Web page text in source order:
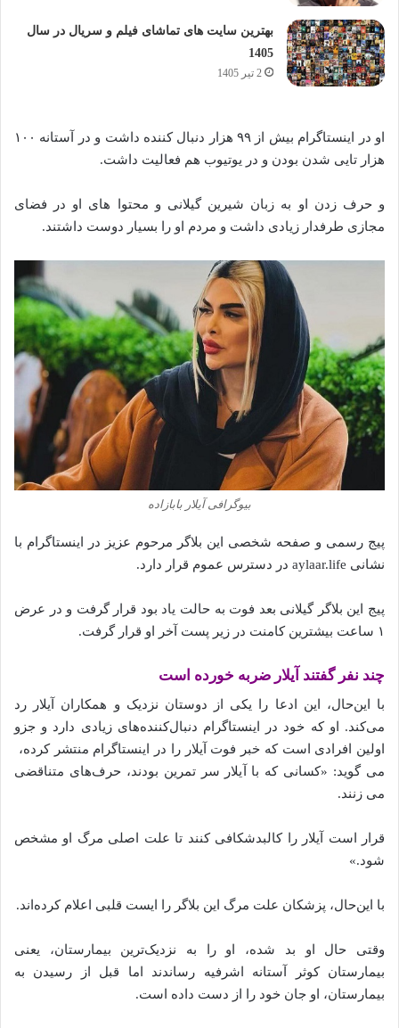
بهترین سایت های تماشای فیلم و سریال در سال
1405
2 تیر 1405
او در اینستاگرام بیش از ۹۹ هزار دنبال کننده داشت و در آستانه ۱۰۰
هزار تایی شدن بودن و در یوتیوب هم فعالیت داشت.
و حرف زدن او به زبان شیرین گیلانی و محتوا های او در فضای
مجازی طرفدار زیادی داشت و مردم او را بسیار دوست داشتند.
بیوگرافی آیلار بابازاده
پیج رسمی و صفحه شخصی این بلاگر مرحوم عزیز در اینستاگرام با
نشانی aylaar.life در دسترس عموم قرار دارد.
پیج این بلاگر گیلانی بعد فوت به حالت یاد بود قرار گرفت و در عرض
۱ ساعت بیشترین کامنت در زیر پست آخر او قرار گرفت.
چند نفر گفتند آیلار ضربه خورده‌ است
با این‌حال، این ادعا را یکی از دوستان نزدیک و همکاران آیلار رد
می‌کند. او که خود در اینستاگرام دنبال‌کننده‌های زیادی دارد و جزو
اولین افرادی است که خبر فوت آیلار را در اینستاگرام منتشر کرده،
می‌ گوید: «کسانی که با آیلار سر تمرین بودند، حرف‌های متناقضی
می‌ زنند.
قرار است آیلار را کالبدشکافی کنند تا علت اصلی مرگ او مشخص
شود.»
با این‌حال، پزشکان علت مرگ این بلاگر را ایست قلبی اعلام کرده‌اند.
وقتی حال او بد شده، او را به نزدیک‌ترین بیمارستان، یعنی
بیمارستان کوثر آستانه اشرفیه رساندند اما قبل از رسیدن به
بیمارستان، او جان خود را از دست داده‌ است.